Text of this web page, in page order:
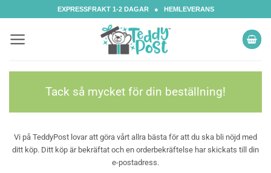
to
EXPRESSFRAKT 1-2 DAGAR ● HEMLEVERANS
Tack så mycket för din beställning!
Vi på TeddyPost lovar att göra vårt allra bästa för att du ska bli nöjd med
ditt köp. Ditt köp är bekräftat och en orderbekräftelse har skickats till din
e-postadress.